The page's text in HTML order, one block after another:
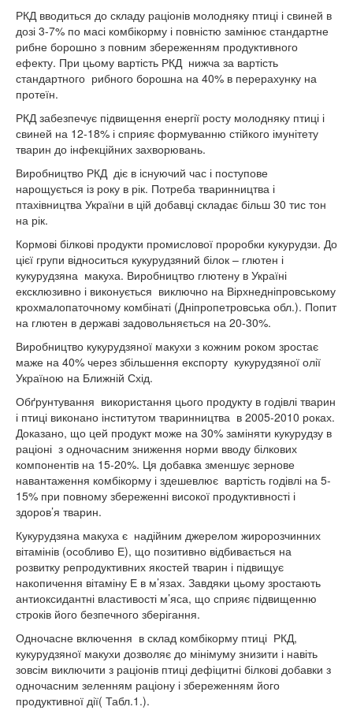
РКД вводиться до складу раціонів молодняку птиці і свиней в
дозі 3-7% по масі комбікорму і повністю замінює стандартне
рибне борошно з повним збереженням продуктивного
ефекту. При цьому вартість РКД нижча за вартість
стандартного рибного борошна на 40% в перерахунку на
протеїн.
РКД забезпечує підвищення енергії росту молодняку птиці і
свиней на 12-18% і сприяє формуванню стійкого імунітету
тварин до інфекційних захворювань.
Виробництво РКД діє в існуючий час і поступове
нарощується із року в рік. Потреба тваринництва і
птахівництва України в цій добавці складає більш 30 тис тон
на рік.
Кормові білкові продукти промислової проробки кукурудзи. До
цієї групи відноситься кукурудзяний білок – глютен і
кукурудзяна макуха. Виробництво глютену в Україні
ексклюзивно і виконується виключно на Вірхнедніпровському
крохмалопаточному комбінаті (Дніпропетровська обл.). Попит
на глютен в державі задовольняється на 20-30%.
Виробництво кукурудзяної макухи з кожним роком зростає
маже на 40% через збільшення експорту кукурудзяної олії
Україною на Ближній Схід.
Обґрунтування використання цього продукту в годівлі тварин
і птиці виконано інститутом тваринництва в 2005-2010 роках.
Доказано, що цей продукт може на 30% заміняти кукурудзу в
раціоні з одночасним зниження норми вводу білкових
компонентів на 15-20%. Ця добавка зменшує зернове
навантаження комбікорму і здешевлює вартість годівлі на 5-
15% при повному збереженні високої продуктивності і
здоров’я тварин.
Кукурудзяна макуха є надійним джерелом жиророзчинних
вітамінів (особливо Е), що позитивно відбивається на
розвитку репродуктивних якостей тварин і підвищує
накопичення вітаміну Е в м’язах. Завдяки цьому зростають
антиоксидантні властивості м’яса, що сприяє підвищенню
строків його безпечного зберігання.
Одночасне включення в склад комбікорму птиці РКД,
кукурудзяної макухи дозволяє до мінімуму знизити і навіть
зовсім виключити з раціонів птиці дефіцитні білкові добавки з
одночасним зеленням раціону і збереженням його
продуктивної дії( Табл.1.).